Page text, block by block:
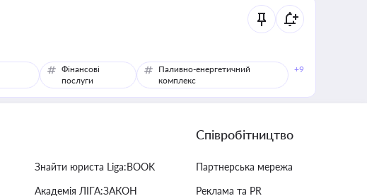
Фінансові
послуги
Паливно-енергетичний
комплекс
+9
Знайти юриста Liga:BOOK
Академія ЛІГА:ЗАКОН
Співробітництво
Партнерська мережа
Реклама та PR